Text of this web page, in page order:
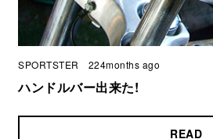
SPORTSTER 224months ago
ハンドルバー出来た!
READ